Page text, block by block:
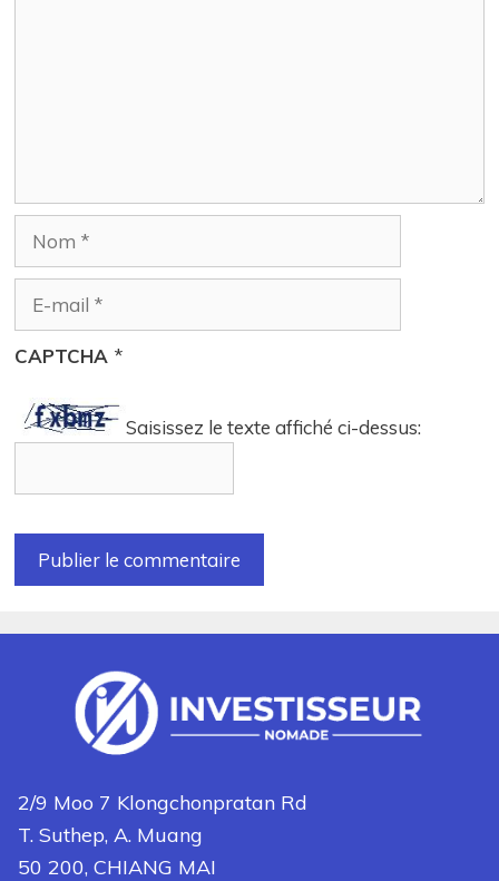
CAPTCHA *
Saisissez le texte affiché ci-dessus:
2/9 Moo 7 Klongchonpratan Rd
T. Suthep, A. Muang
50 200, CHIANG MAI